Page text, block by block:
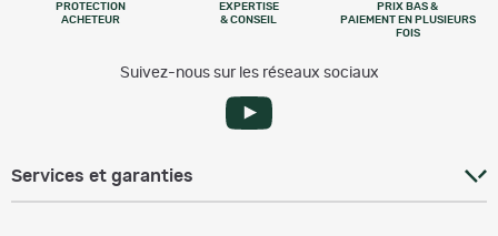
PROTECTION
ACHETEUR
EXPERTISE
& CONSEIL
PRIX BAS &
PAIEMENT EN PLUSIEURS
FOIS
Suivez-nous sur les réseaux sociaux
Services et garanties